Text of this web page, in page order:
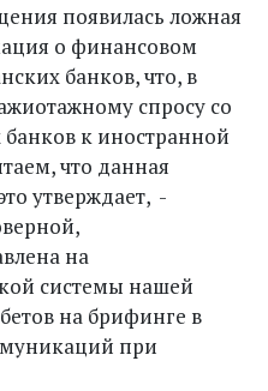
появилась ложная
о финансовом
банков, что, в
спросу со
к иностранной
что данная
утверждает, -
на
системы нашей
на брифинге в
при